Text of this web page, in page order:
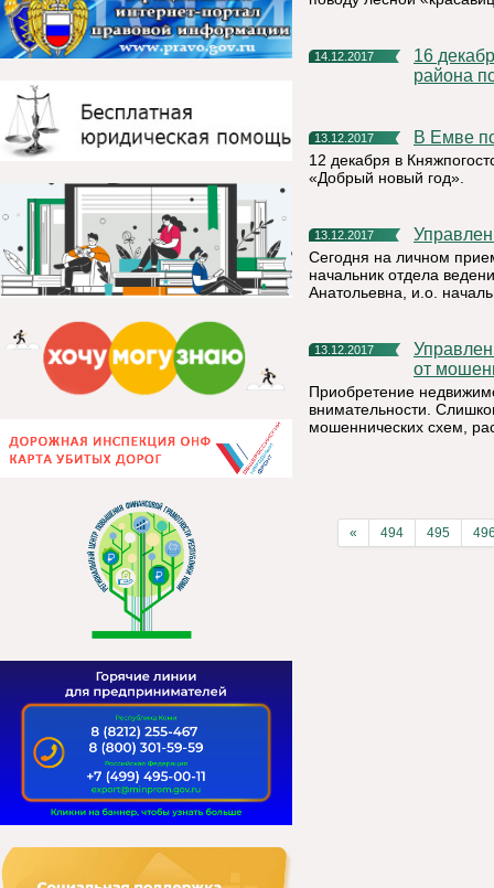
14.12.2017
16 декабря состоится открытый турнир Княжпогостского
района
13.12.2017 В Емве
12 декабря в
«Добрый новый год».
13.12.2017
Сегодня на личном
начальник отдела
Анатольевна, и.о.
13.12.2017
Управление Росреестра по Республике Коми: как уберечься
от
Приобретение
внимательности.
мошеннических схем,
« 494 495